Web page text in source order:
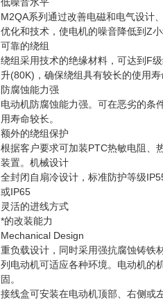
M2QA系列通过改善电磁和电气设计
优化和技术，使电机的噪音降低到Z小
可靠的绕组
绕组采用技术的绝缘材料，可达到F
升(80K)，确保绕组具有较长的使用寿
防腐蚀能力强
电动机防腐蚀能力强。可在恶劣的条
用寿命较长。
额外的绕组保护
根据客户要求可加装PTC热敏电阻、
装置。机械设计
全封闭自扇冷设计，标准防护等级
或IP65
灵活的进线方式
*的改装能力
Mechanical Design
重负载设计，同时采用强抗腐蚀铸铁
列电动机可适应各种环境。电动机的
固。
接线盒可安装在电动机顶部、右侧或